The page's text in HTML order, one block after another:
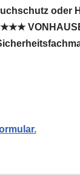
oder